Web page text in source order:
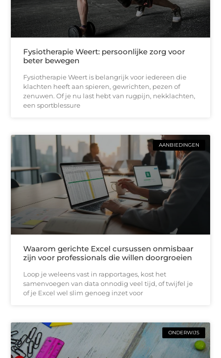
Fysiotherapie Weert: persoonlijke zorg voor
beter bewegen
Fysiotherapie Weert is belangrijk voor iedereen die
klachten heeft aan spieren, gewrichten, pezen of
zenuwen. Of je nu last hebt van rugpijn, nekklachten,
een sportblessure
AANBIEDINGEN
Waarom gerichte Excel cursussen onmisbaar
zijn voor professionals die willen doorgroeien
Loop je weleens vast in rapportages, kost het
samenvoegen van data onnodig veel tijd, of twijfel je
of je Excel wel slim genoeg inzet voor
ONDERWIJS